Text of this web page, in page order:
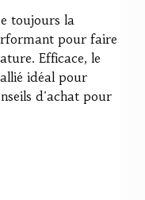
toujours la
pour faire
Efficace, le
idéal pour
d'achat pour